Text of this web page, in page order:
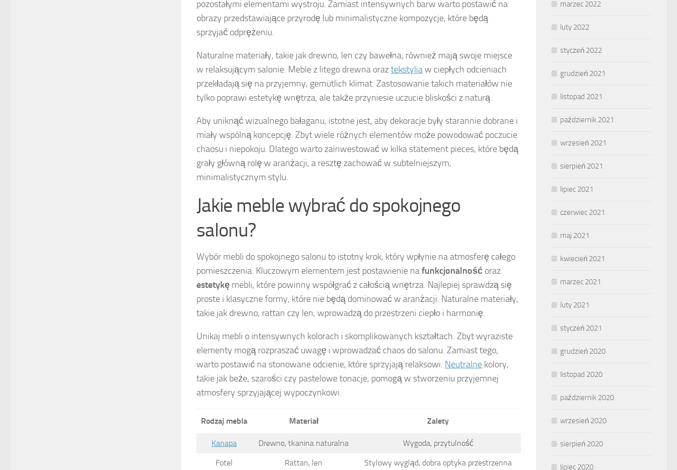
pozostałymi elementami wystroju. Zamiast intensywnych barw warto postawić na
obrazy przedstawiające przyrodę lub minimalistyczne kompozycje, które będą
sprzyjać odprężeniu.
Naturalne materiały, takie jak drewno, len czy bawełna, również mają swoje miejsce
w relaksującym salonie. Meble z litego drewna oraztekstyliaw ciepłych odcieniach
przekładają się na przyjemny, gemütlich klimat. Zastosowanie takich materiałów nie
tylko poprawi estetykę wnętrza, ale także przyniesie uczucie bliskości z naturą.
Aby uniknąć wizualnego bałaganu, istotne jest, aby dekoracje były starannie dobrane i
miały wspólną koncepcję. Zbyt wiele różnych elementów może powodować poczucie
chaosu i niepokoju. Dlatego warto zainwestować w kilka statement pieces, które będą
grały główną rolę w aranżacji, a resztę zachować w subtelniejszym,
minimalistycznym stylu.
Jakie meble wybrać do spokojnego
salonu?
Wybór mebli do spokojnego salonu to istotny krok, który wpłynie na atmosferę całego
pomieszczenia. Kluczowym elementem jest postawienie nafunkcjonalność oraz
estetykę mebli, które powinny współgrać z całością wnętrza. Najlepiej sprawdzą się
proste i klasyczne formy, które nie będą dominować w aranżacji. Naturalne materiały,
takie jak drewno, rattan czy len, wprowadzą do przestrzeni ciepło i harmonię.
Unikaj mebli o intensywnych kolorach i skomplikowanych kształtach. Zbyt wyraziste
elementy mogą rozpraszać uwagę i wprowadzać chaos do salonu. Zamiast tego,
warto postawić na stonowane odcienie, które sprzyjają relaksowi. Neutralne kolory,
takie jak beże, szarości czy pastelowe tonacje, pomogą w stworzeniu przyjemnej
atmosfery sprzyjającej wypoczynkowi.
Rodzaj mebla Materiał Zalety
Kanapa Drewno, tkanina naturalna Wygoda, przytulność
Fotel Rattan, len Stylowy wygląd, dobra optyka przestrzenna
marzec 2022
luty 2022
styczeń 2022
grudzień 2021
listopad 2021
październik 2021
wrzesień 2021
sierpień 2021
lipiec 2021
czerwiec 2021
maj 2021
kwiecień 2021
marzec 2021
luty 2021
styczeń 2021
grudzień 2020
listopad 2020
październik 2020
wrzesień 2020
sierpień 2020
lipiec 2020